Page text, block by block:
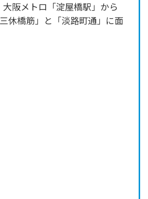
大阪メトロ「淀屋橋駅」から
休橋筋」と「淡路町通」に面